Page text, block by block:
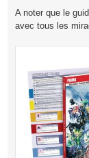
A noter que le
avec tous les